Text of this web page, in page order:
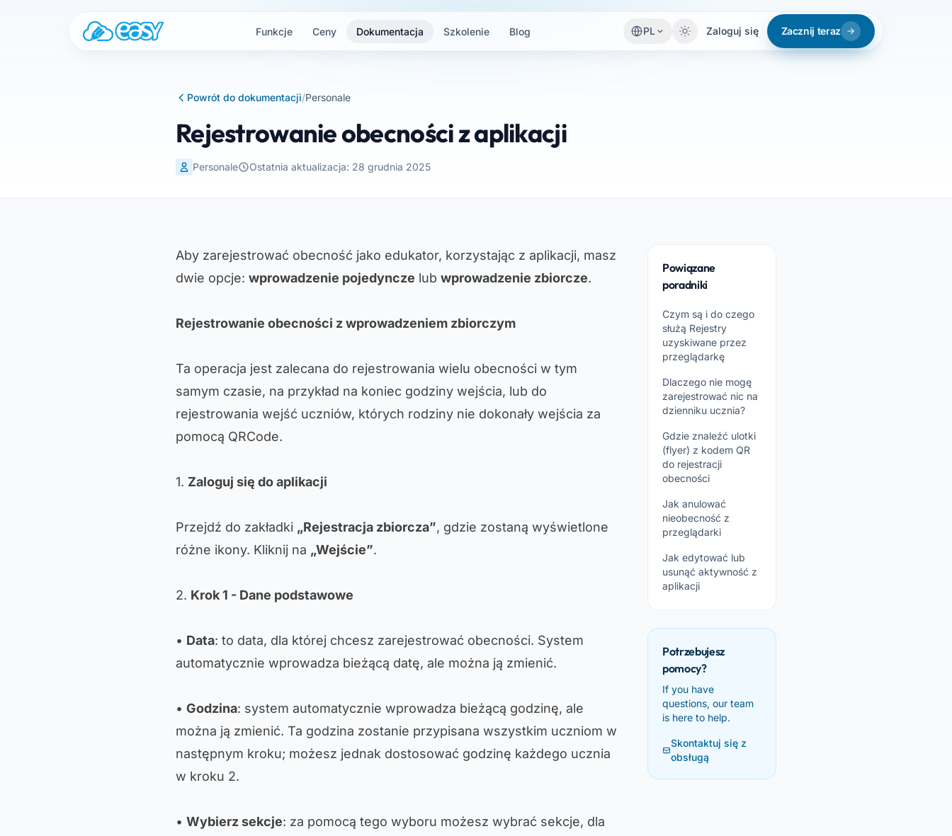
Funkcje Ceny Dokumentacja Szkolenie Blog PL Zaloguj się Zacznij teraz
Powrót do dokumentacji/Personale
Rejestrowanie obecności z aplikacji
Personale Ostatnia aktualizacja: 28 grudnia 2025
Aby zarejestrować obecność jako edukator, korzystając z aplikacji, masz
dwie opcje: wprowadzenie pojedyncze lub wprowadzenie zbiorcze.
Rejestrowanie obecności z wprowadzeniem zbiorczym
Ta operacja jest zalecana do rejestrowania wielu obecności w tym
samym czasie, na przykład na koniec godziny wejścia, lub do
rejestrowania wejść uczniów, których rodziny nie dokonały wejścia za
pomocą QRCode.
1. Zaloguj się do aplikacji
Przejdź do zakładki „Rejestracja zbiorcza”, gdzie zostaną wyświetlone
różne ikony. Kliknij na „Wejście”.
2. Krok 1 - Dane podstawowe
• Data: to data, dla której chcesz zarejestrować obecności. System
automatycznie wprowadza bieżącą datę, ale można ją zmienić.
• Godzina: system automatycznie wprowadza bieżącą godzinę, ale
można ją zmienić. Ta godzina zostanie przypisana wszystkim uczniom w
następnym kroku; możesz jednak dostosować godzinę każdego ucznia
w kroku 2.
• Wybierz sekcje: za pomocą tego wyboru możesz wybrać sekcje, dla
Powiązane
poradniki
Czym są i do czego
służą Rejestry
uzyskiwane przez
przeglądarkę
Dlaczego nie mogę
zarejestrować nic na
dzienniku ucznia?
Gdzie znaleźć ulotki
(flyer) z kodem QR
do rejestracji
obecności
Jak anulować
nieobecność z
przeglądarki
Jak edytować lub
usunąć aktywność z
aplikacji
Potrzebujesz
pomocy?
If you have
questions, our team
is here to help.
Skontaktuj się z
obsługą